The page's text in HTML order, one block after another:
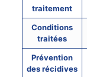
traitement
Conditions
traitées
Prévention
des récidives